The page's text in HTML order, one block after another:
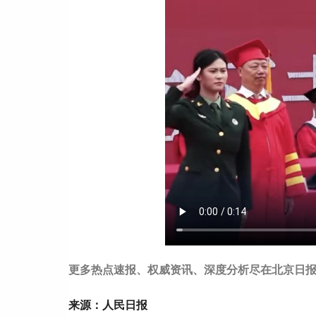
更多热点速报、权威资讯、深度分析尽在北京日
来源：人民日报